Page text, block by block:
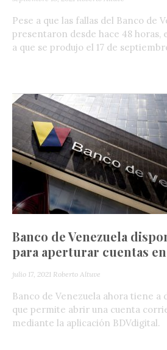
Pese a que las fallas del Banco de
presentaron desde hace 48 horas,
a que se produjo el 17 de
Banco de Venezuela
para aperturar cuentas
julio 17, 2021 Roberto Altuve
Banco de Venezuela ahora tiene a
que permite abrir una cuenta
mediante la aplicación BDVdigital.